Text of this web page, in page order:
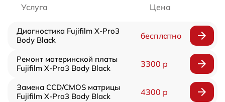
Услуга Цена
Диагностика Fujifilm X-Pro3
Body Black
бесплатно
Ремонт материнской платы
Fujifilm X-Pro3 Body Black
3300 р
Замена CCD/CMOS матрицы
Fujifilm X-Pro3 Body Black
4300 р